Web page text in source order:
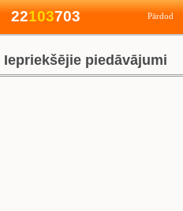
22103703 Pārdod
Iepriekšējie piedāvājumi